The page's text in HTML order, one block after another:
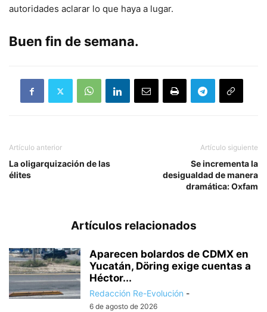
autoridades aclarar lo que haya a lugar.
Buen fin de semana.
Artículo anterior
La oligarquización de las
élites
Artículo siguiente
Se incrementa la
desigualdad de manera
dramática: Oxfam
Artículos relacionados
Aparecen bolardos de CDMX en
Yucatán, Döring exige cuentas a
Héctor...
Redacción Re-Evolución -
6 de agosto de 2026